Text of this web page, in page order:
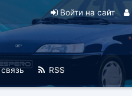
Войти на сайт
RSS